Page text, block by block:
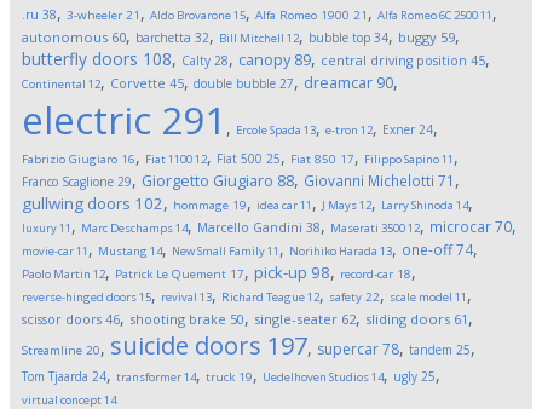
.ru 38, 3-wheeler 21 , Aldo Brovarone15, Alfa Romeo 1900 21 , Alfa Romeo 6C 250011 ,
autonomous 60, barchetta 32, Bill Mitchell 12, bubble top 34, buggy 59,
butterfly doors 108, Calty 28, canopy 89, central driving position 45,
Continental 12, Corvette 45, double bubble 27, dreamcar 90,
electric 291 , Ercole Spada 13, e-tron 12, Exner 24,
Fabrizio Giugiaro 16, Fiat 110012, Fiat 500 25, Fiat 850 17, Filippo Sapino11 ,
Franco Scaglione 29, Giorgetto Giugiaro 88, Giovanni Michelotti 71 ,
gullwing doors 102, hommage 19, idea car11 , J Mays12, Larry Shinoda 14,
luxury11 , Marc Deschamps14, Marcello Gandini 38, Maserati 350012, microcar70,
movie-car11 , Mustang 14, New Small Family11 , Norihiko Harada 13, one-off74,
Paolo Martin 12, Patrick Le Quement 17, pick-up 98, record-car 18,
reverse-hinged doors15, revival 13, Richard Teague12, safety 22, scale model 11 ,
scissor doors 46, shooting brake 50, single-seater 62, sliding doors 61 ,
Streamline 20, suicide doors 197, supercar78, tandem 25,
Tom Tjaarda 24, transformer14, truck 19, Uedelhoven Studios14, ugly 25,
virtual concept14